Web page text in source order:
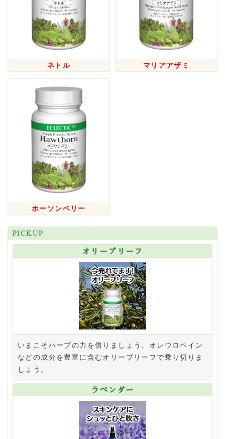
リニューアル商品のお知らせ（サーモンオイルカプセ
2024/08/16
「台風７号」の影響による営業時間について
ネコポス受付終了及びクロネコゆうパケット導入のお知
2024/07/09
8月10日（土）～ 8月15日（木）は夏季休業とさせてい
ただきます
2024/05/31
リニューアル商品のお知らせ（オレガノ・マレインブレ
ンド）
2024/03/28
ゴールデンウィークの営業について
2023/11/17
12月29日（金）～1月3日（水）は冬季休業とさせていた
だきます
2023/08/28
が更新されました。
8月11日（金）～ 8月15日（火）は夏季休業とさせてい
リニューアル商品のお知らせ（クロフサスグリ油V）
2023/03/28
ゴールデンウィークの営業について
2023/01/04
ペット向けハーブブレンドに新商品が登場！
2022/11/17
12月29日（木）～1月3日（火）は冬季休業とさせていた
リニューアル商品のお知らせ（ネイザルサポート）
ネトル マリアアザミ
ホーソンベリー
PICKUP
オリーブリーフ
いまこそハーブの力を借りましょう。オレウロペイン
などの成分を豊富に含むオリーブリーフで乗り切りま
しょう。
ラベンダー